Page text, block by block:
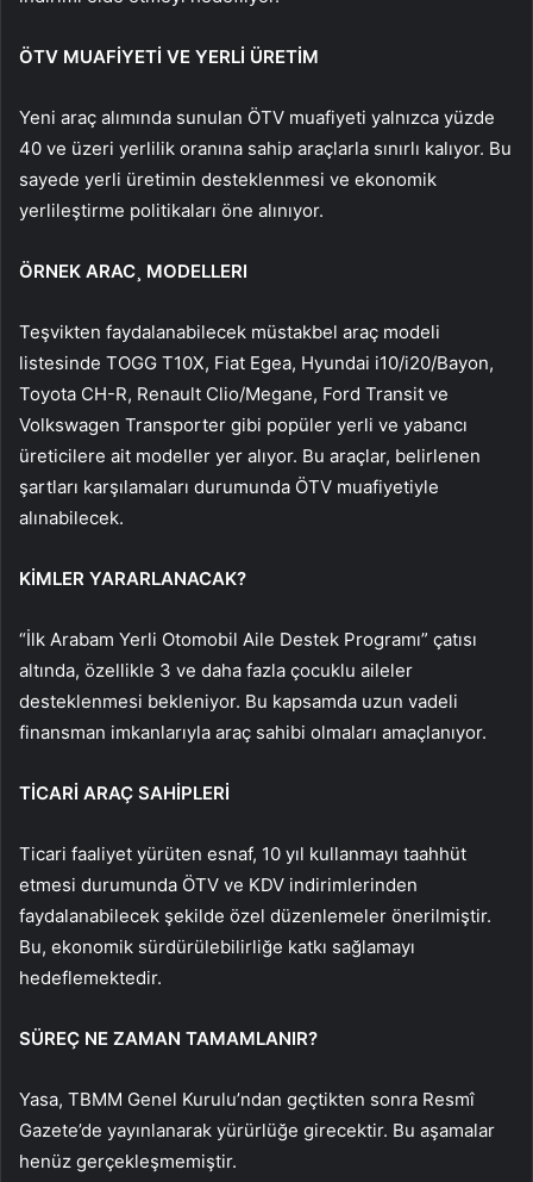
ÖTV MUAFİYETİ VE YERLİ ÜRETİM
Yeni araç alımında sunulan ÖTV muafiyeti yalnızca yüzde
40 ve üzeri yerlilik oranına sahip araçlarla sınırlı kalıyor. Bu
sayede yerli üretimin desteklenmesi ve ekonomik
yerlileştirme politikaları öne alınıyor.
ÖRNEK ARAC¸ MODELLERI
Teşvikten faydalanabilecek müstakbel araç modeli
listesinde TOGG T10X, Fiat Egea, Hyundai i10/i20/Bayon,
Toyota CH-R, Renault Clio/Megane, Ford Transit ve
Volkswagen Transporter gibi popüler yerli ve yabancı
üreticilere ait modeller yer alıyor. Bu araçlar, belirlenen
şartları karşılamaları durumunda ÖTV muafiyetiyle
alınabilecek.
KİMLER YARARLANACAK?
“İlk Arabam Yerli Otomobil Aile Destek Programı” çatısı
altında, özellikle 3 ve daha fazla çocuklu aileler
desteklenmesi bekleniyor. Bu kapsamda uzun vadeli
finansman imkanlarıyla araç sahibi olmaları amaçlanıyor.
TİCARİ ARAÇ SAHİPLERİ
Ticari faaliyet yürüten esnaf, 10 yıl kullanmayı taahhüt
etmesi durumunda ÖTV ve KDV indirimlerinden
faydalanabilecek şekilde özel düzenlemeler önerilmiştir.
Bu, ekonomik sürdürülebilirliğe katkı sağlamayı
hedeflemektedir.
SÜREÇ NE ZAMAN TAMAMLANIR?
Yasa, TBMM Genel Kurulu’ndan geçtikten sonra Resmî
Gazete’de yayınlanarak yürürlüğe girecektir. Bu aşamalar
henüz gerçekleşmemiştir.